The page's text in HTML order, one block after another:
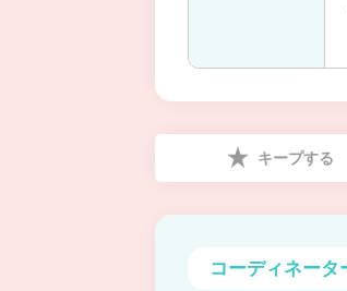
キープする
コーディネータ